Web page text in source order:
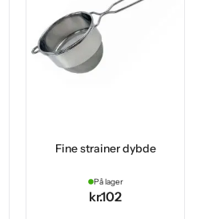
Fine strainer dybde
På lager
kr.102